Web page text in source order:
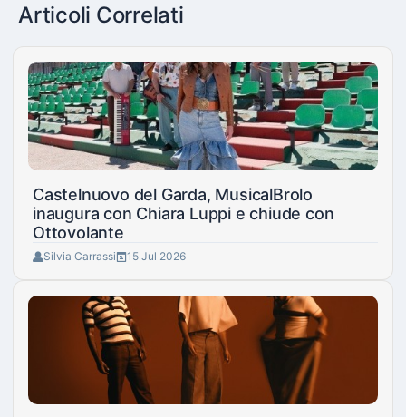
Articoli Correlati
Castelnuovo del Garda, MusicalBrolo
inaugura con Chiara Luppi e chiude con
Ottovolante
Silvia Carrassi 15 Jul 2026